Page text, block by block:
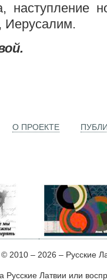
наступление
Иерусалим.
О ПРОЕКТЕ
© 2010 – 2026 – Русские
Русские Латвии или